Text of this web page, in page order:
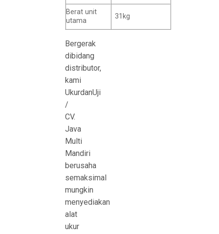
Berat unit
utama
31kg
Bergerak
dibidang
distributor,
kami
UkurdanUji
/
CV.
Java
Multi
Mandiri
berusaha
semaksimal
mungkin
menyediakan
alat
ukur